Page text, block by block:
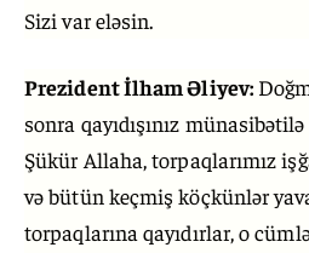
Sizi var eləsin.
Prezident İlham Əliyev:
sonra qayıdışınız
Şükür Allaha, torpaqlarımız
və bütün keçmiş köçkünlər
torpaqlarına qayıdırlar, o